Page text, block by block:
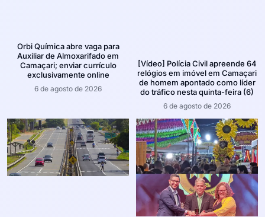
Orbi Química abre vaga para
Auxiliar de Almoxarifado em
Camaçari; enviar currículo
exclusivamente online
6 de agosto de 2026
[Vídeo] Polícia Civil apreende 64
relógios em imóvel em Camaçari
de homem apontado como líder
do tráfico nesta quinta-feira (6)
6 de agosto de 2026